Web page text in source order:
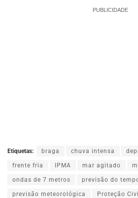
PUBLICIDADE
Etiquetas: braga chuva intensa
frente fria IPMA mar agitado
ondas de 7 metros previsão do
previsão meteorológica Proteção Civil